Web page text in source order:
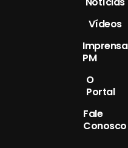
Vídeos
Imprensa
PM
O
Portal
Fale
Conosco